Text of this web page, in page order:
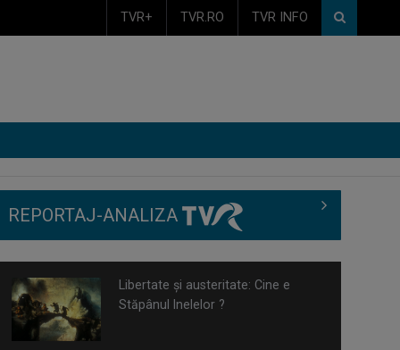
TVR+ TVR.RO TVR INFO
REPORTAJ-ANALIZA
Libertate și austeritate: Cine e